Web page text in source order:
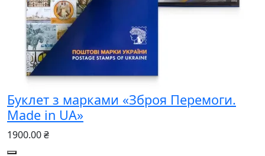
Буклет з марками «Зброя Перемоги.
Made in UA»
1900.00 ₴